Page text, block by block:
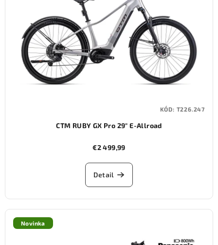
CTM RUBY GX Pro 29" E-Allroad
€2 499,99
Detail
KÓD: T226.247
Novinka